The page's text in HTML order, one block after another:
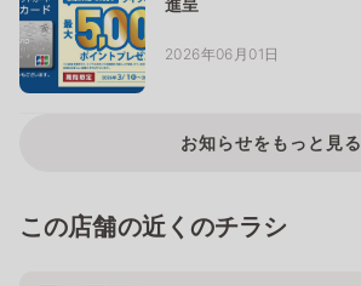
進呈
2026年06月01日
お知らせをもっと見る
この店舗の近くのチラシ